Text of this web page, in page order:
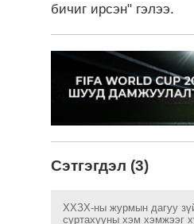
бичиг ирсэн" гэлээ.
Сэтгэгдэл (3)
ХХЗХ-ны журмын дагуу зүй
суртахууны хэм хэмжээг